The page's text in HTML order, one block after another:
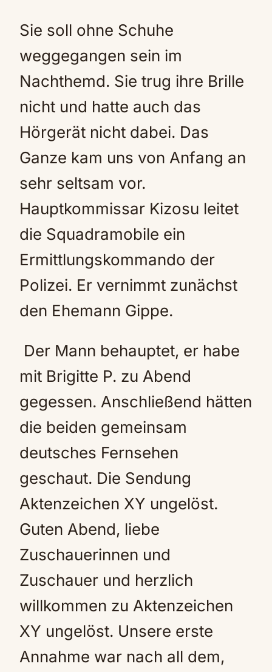
Sie soll ohne Schuhe
weggegangen sein im
Nachthemd. Sie trug ihre Brille
nicht und hatte auch das
Hörgerät nicht dabei. Das
Ganze kam uns von Anfang an
sehr seltsam vor.
Hauptkommissar Kizosu leitet
die Squadramobile ein
Ermittlungskommando der
Polizei. Er vernimmt zunächst
den Ehemann Gippe.
Der Mann behauptet, er habe
mit Brigitte P. zu Abend
gegessen. Anschließend hätten
die beiden gemeinsam
deutsches Fernsehen
geschaut. Die Sendung
Aktenzeichen XY ungelöst.
Guten Abend, liebe
Zuschauerinnen und
Zuschauer und herzlich
willkommen zu Aktenzeichen
XY ungelöst. Unsere erste
Annahme war nach all dem,